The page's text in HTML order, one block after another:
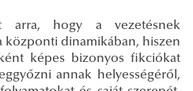
arra, hogy a vezetésnek
központi dinamikában, hiszen
képes bizonyos fikciókat
annak helyességéről,